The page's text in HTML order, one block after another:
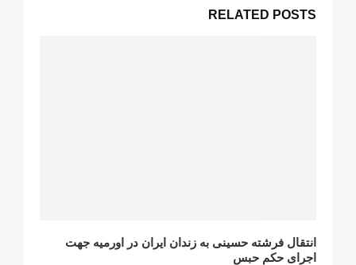
RELATED POSTS
انتقال فرشتە حسینی به زندان ایران در اورمیه جهت
اجرای حکم حبس